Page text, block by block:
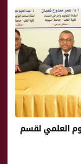
العلمي لقسم